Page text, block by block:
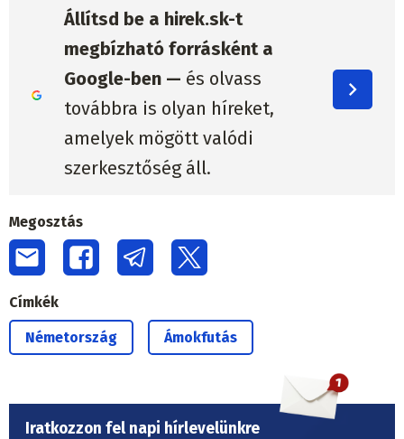
Állítsd be a hirek.sk-t
megbízható forrásként a
Google-ben — és olvass
továbbra is olyan híreket,
amelyek mögött valódi
szerkesztőség áll.
Megosztás
Címkék
Németország Ámokfutás
Iratkozzon fel napi hírlevelünkre